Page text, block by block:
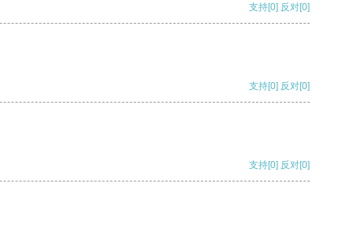
支持[0] 反对[0]
支持[0] 反对[0]
支持[0] 反对[0]